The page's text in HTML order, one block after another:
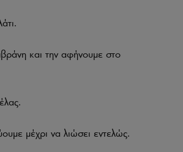
και την αφήνουμε στο
μέχρι να λιώσει εντελώς.